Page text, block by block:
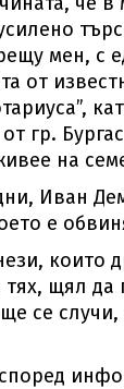
мен, с
от
гр.
на
Иван
е
които
тях, щял да
се